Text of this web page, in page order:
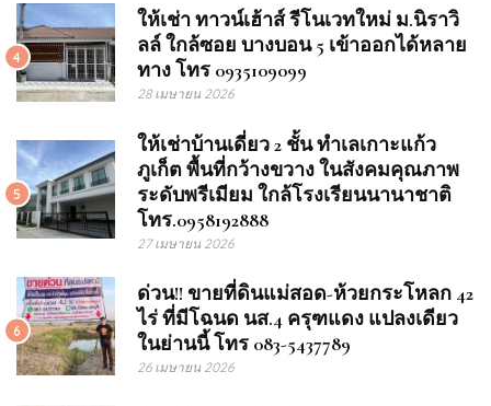
4
ให้เช่า ทาวน์เฮ้าส์ รีโนเวทใหม่ ม.นิราวิ
ลล์ ใกล้ซอย บางบอน 5 เข้าออกได้หลาย
ทาง โทร 0935109099
28 เมษายน 2026
5
ให้เช่าบ้านเดี่ยว 2 ชั้น ทำเลเกาะแก้ว
ภูเก็ต พื้นที่กว้างขวาง ในสังคมคุณภาพ
ระดับพรีเมียม ใกล้โรงเรียนนานาชาติ
โทร.0958192888
27 เมษายน 2026
6
ด่วน!! ขายที่ดินแม่สอด-ห้วยกระโหลก 42
ไร่ ที่มีโฉนด นส.4 ครุฑแดง แปลงเดียว
ในย่านนี้ โทร 083-5437789
26 เมษายน 2026